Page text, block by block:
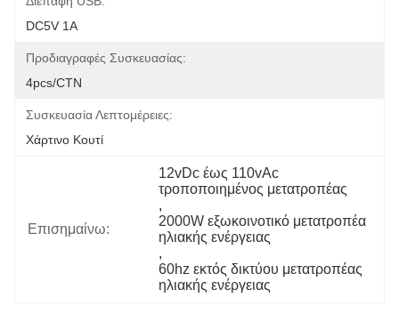
DC5V 1Α
Προδιαγραφές Συσκευασίας:
4pcs/CTN
Συσκευασία Λεπτομέρειες:
Χάρτινο Κουτί
Επισημαίνω:
12vDc έως 110vAc
τροποποιημένος μετατροπέας
,
2000W εξωκοινοτικό μετατροπέα
ηλιακής ενέργειας
,
60hz εκτός δικτύου μετατροπέας
ηλιακής ενέργειας